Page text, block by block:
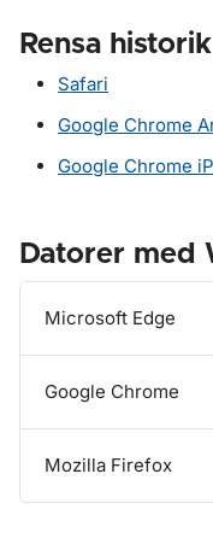
Rensa
Safari
Google Chrome
Google Chrome
Datorer med
Microsoft Edge
Google Chrome
Mozilla Firefox